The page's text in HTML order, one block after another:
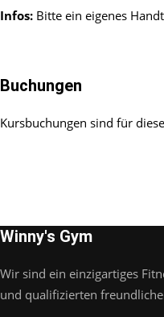
Infos: Bitte ein eigenes
Buchungen
Kursbuchungen sind für
Winny's Gym
Wir sind ein einzigartiges
und qualifizierten